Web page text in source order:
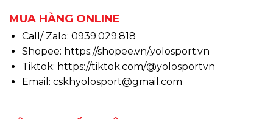
MUA HÀNG ONLINE
Call/ Zalo: 0939.029.818
Shopee: https://shopee.vn/yolosport.vn
Tiktok: https://tiktok.com/@yolosportvn
Email: cskhyolosport@gmail.com